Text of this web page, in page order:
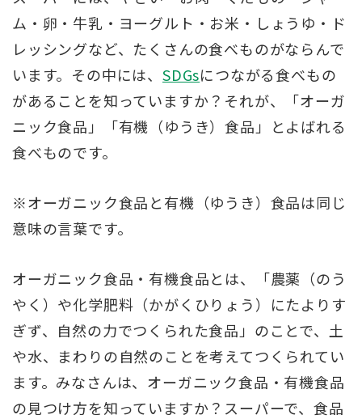
ム・卵・牛乳・ヨーグルト・お米・しょうゆ・ド
レッシングなど、たくさんの食べものがならんで
います。その中には、 SDGsにつながる食べもの
があることを知っていますか？それが、「オーガ
ニック食品」「有機（ゆうき）食品」とよばれる
食べものです。
※オーガニック食品と有機（ゆうき）食品は同じ
意味の言葉です。
オーガニック食品・有機食品とは、「農薬（のう
やく）や化学肥料（かがくひりょう）にたよりす
ぎず、自然の力でつくられた食品」のことで、土
や水、まわりの自然のことを考えてつくられてい
ます。みなさんは、オーガニック食品・有機食品
の見つけ方を知っていますか？スーパーで、食品